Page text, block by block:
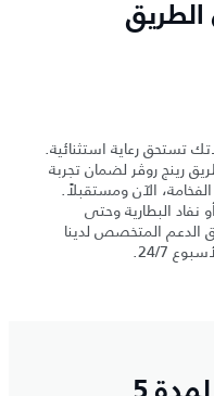
تستحق رعاية استثنائية.
رينج روڤر لضمان تجربة
الآن ومستقبلاً.
البطارية وحتى
الدعم المتخصص لدينا
24/7.